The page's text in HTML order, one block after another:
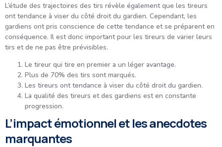
L’étude des trajectoires des tirs révèle également que les tireurs
ont tendance à viser du côté droit du gardien. Cependant, les
gardiens ont pris conscience de cette tendance et se préparent en
conséquence. Il est donc important pour les tireurs de varier leurs
tirs et de ne pas être prévisibles.
Le tireur qui tire en premier a un léger avantage.
Plus de 70% des tirs sont marqués.
Les tireurs ont tendance à viser du côté droit du gardien.
La qualité des tireurs et des gardiens est en constante
progression.
L’impact émotionnel et les anecdotes
marquantes